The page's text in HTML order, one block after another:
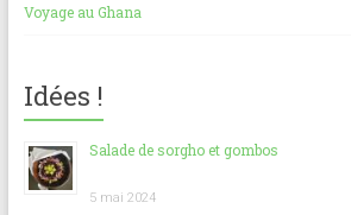
Voyage au Ghana
Idées !
Salade de sorgho et gombos
5 mai 2024